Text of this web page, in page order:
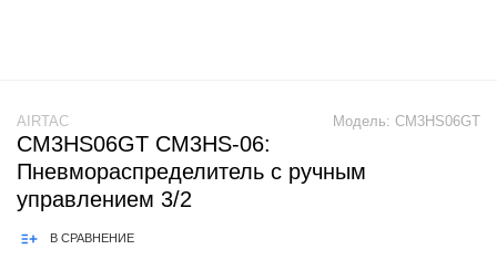
Модель: CM3HS06GT
AIRTAC
CM3HS06GT CM3HS-06:
Пневмораспределитель с ручным
управлением 3/2
В СРАВНЕНИЕ